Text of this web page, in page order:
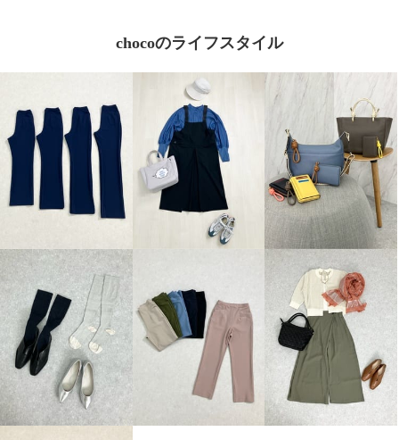
ＴＡＫＵＭＩＢＡ 吸水速乾・形
態安定 洗えるジョーゼットニッ
ト ワンタック テーパードパンツ
カーキ Ｍ
¥0
chocoのライフスタイル